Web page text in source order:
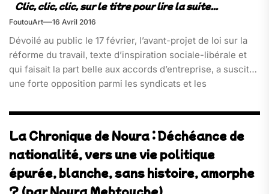
FoutouArt 16 Avril 2016
Dévoilé au public le 17 février, l’avant-projet de loi sur la
réforme du travail, texte d’inspiration sociale-libérale et
qui faisait la part belle aux accords d’entreprise, a suscité
une forte opposition parmi les syndicats et les
majorité[…]
La Chronique de Noura : Déchéance de
nationalité, vers une vie politique
épurée, blanche, sans histoire, amorphe